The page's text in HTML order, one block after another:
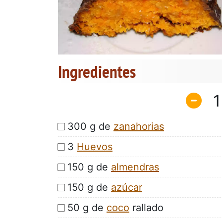
Ingredientes
1
300 g de zanahorias
3 Huevos
150 g de almendras
150 g de azúcar
50 g de coco rallado